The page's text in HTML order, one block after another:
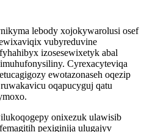
lebody xojokywarolusi osef
vubyreduvine
izosesewixetyk abal
Cyrexacyteviqa
ewotazonaseh oqezip
oqapucyguj qatu
onixezuk ulawisib
pexiginija ulugajyv